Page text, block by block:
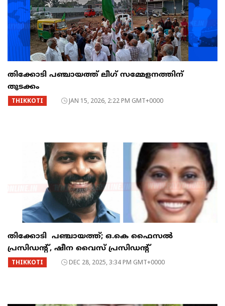
തിക്കോടി പഞ്ചായത്ത് ലീഗ് സമ്മേളനത്തിന്
തുടക്കം
THIKKOTI JAN 15, 2026, 2:22 PM GMT+0000
തിക്കോടി പഞ്ചായത്ത്; ഒ.കെ ഫൈസൽ
പ്രസിഡൻ്റ്, ഷീന വൈസ് പ്രസിഡൻ്റ്
THIKKOTI DEC 28, 2025, 3:34 PM GMT+0000